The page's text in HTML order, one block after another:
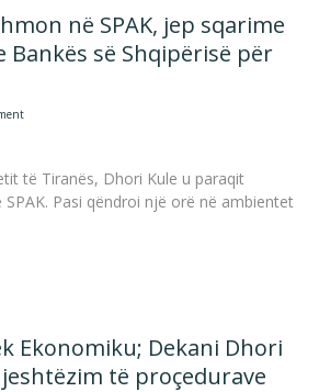
në SPAK, jep sqarime
Bankës së Shqipërisë për
të Tiranës, Dhori Kule u paraqit
Pasi qëndroi një orë në ambientet
Ekonomiku; Dekani Dhori
të proçedurave